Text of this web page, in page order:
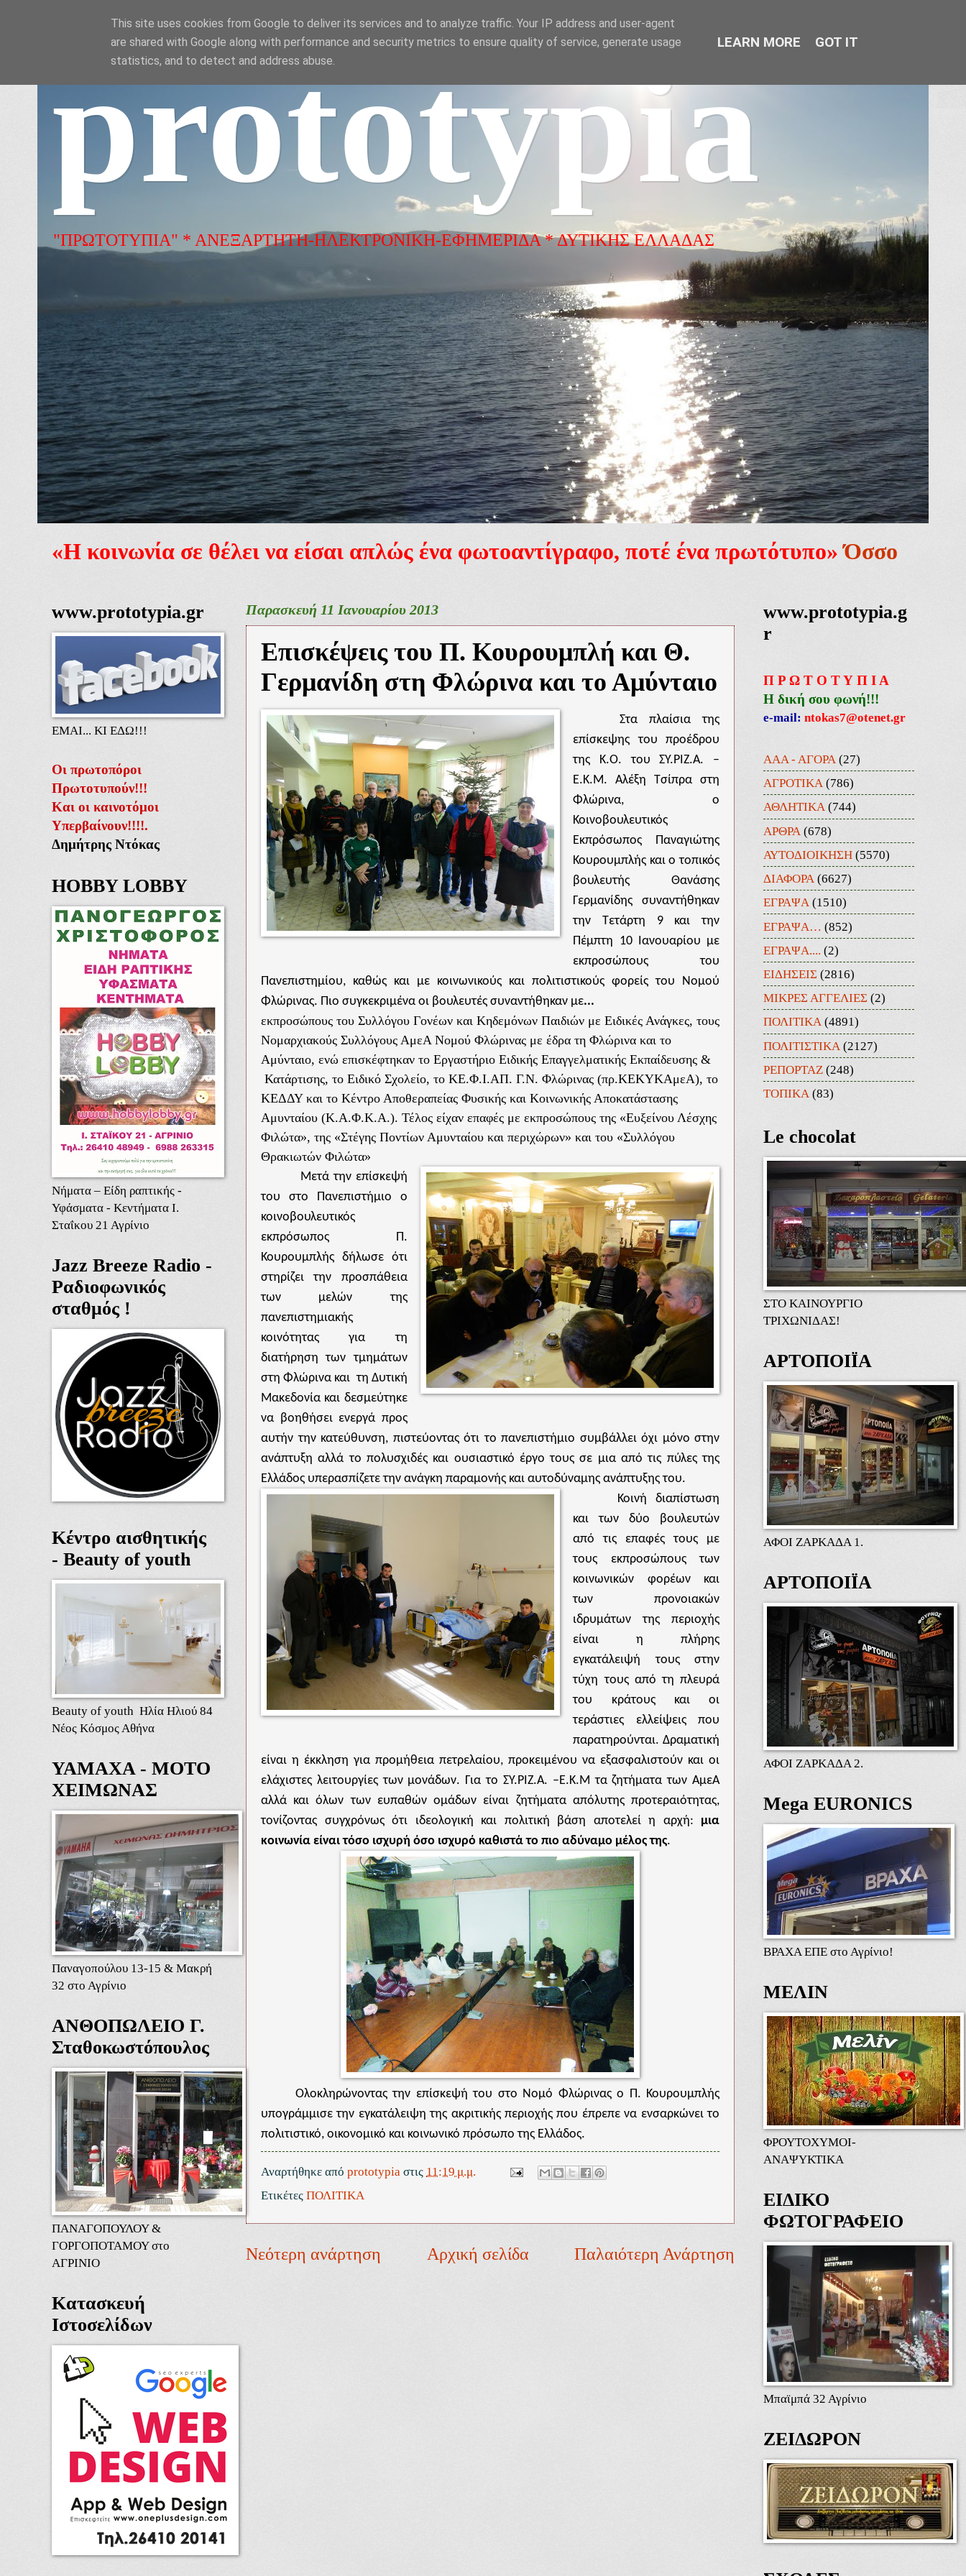
prototypia
"ΠΡΩΤΟΤΥΠΙΑ" * ΑΝΕΞΑΡΤΗΤΗ-ΗΛΕΚΤΡΟΝΙΚΗ-ΕΦΗΜΕΡΙΔΑ * ΔΥΤΙΚΗΣ ΕΛΛΑΔΑΣ
«Η κοινωνία σε θέλει να είσαι απλώς ένα φωτοαντίγραφο, ποτέ ένα πρωτότυπο» Όσσο
Παρασκευή 11 Ιανουαρίου 2013
Επισκέψεις του Π. Κουρουμπλή και Θ.
Γερμανίδη στη Φλώρινα και το Αμύνταιο
Στα πλαίσια της
επίσκεψης του προέδρου
της Κ.Ο. του ΣΥ.ΡΙΖ.Α. –
Ε.Κ.Μ. Αλέξη Τσίπρα στη
Φλώρινα, ο
Κοινοβουλευτικός
Εκπρόσωπος Παναγιώτης
Κουρουμπλής και ο τοπικός
βουλευτής Θανάσης
Γερμανίδης συναντήθηκαν
την Τετάρτη 9 και την
Πέμπτη 10 Ιανουαρίου με
εκπροσώπους του
Πανεπιστημίου, καθώς και με κοινωνικούς και πολιτιστικούς φορείς του Νομού
Φλώρινας. Πιο συγκεκριμένα οι βουλευτές συναντήθηκαν με...
εκπροσώπους του Συλλόγου Γονέων και Κηδεμόνων Παιδιών με Ειδικές Ανάγκες, τους
Νομαρχιακούς Συλλόγους ΑμεΑ Νομού Φλώρινας με έδρα τη Φλώρινα και το
Αμύνταιο, ενώ επισκέφτηκαν το Εργαστήριο Ειδικής Επαγγελματικής Εκπαίδευσης &
Κατάρτισης, το Ειδικό Σχολείο, το ΚΕ.Φ.Ι.ΑΠ. Γ.Ν. Φλώρινας (πρ.ΚΕΚΥΚΑμεΑ), το
ΚΕΔΔΥ και το Κέντρο Αποθεραπείας Φυσικής και Κοινωνικής Αποκατάστασης
Αμυνταίου (Κ.Α.Φ.Κ.Α.). Τέλος είχαν επαφές με εκπροσώπους της «Ευξείνου Λέσχης
Φιλώτα», της «Στέγης Ποντίων Αμυνταίου και περιχώρων» και του «Συλλόγου
Θρακιωτών Φιλώτα»
Μετά την επίσκεψή
του στο Πανεπιστήμιο ο
κοινοβουλευτικός
εκπρόσωπος Π.
Κουρουμπλής δήλωσε ότι
στηρίζει την προσπάθεια
των μελών της
πανεπιστημιακής
κοινότητας για τη
διατήρηση των τμημάτων
στη Φλώρινα και τη Δυτική
Μακεδονία και δεσμεύτηκε
να βοηθήσει ενεργά προς
αυτήν την κατεύθυνση, πιστεύοντας ότι το πανεπιστήμιο συμβάλλει όχι μόνο στην
ανάπτυξη αλλά το πολυσχιδές και ουσιαστικό έργο τους σε μια από τις πύλες της
Ελλάδος υπερασπίζετε την ανάγκη παραμονής και αυτοδύναμης ανάπτυξης του.
Κοινή διαπίστωση
και των δύο βουλευτών
από τις επαφές τους με
τους εκπροσώπους των
κοινωνικών φορέων και
των προνοιακών
ιδρυμάτων της περιοχής
είναι η πλήρης
εγκατάλειψή τους στην
τύχη τους από τη πλευρά
του κράτους και οι
τεράστιες ελλείψεις που
παρατηρούνται. Δραματική
είναι η έκκληση για προμήθεια πετρελαίου, προκειμένου να εξασφαλιστούν και οι
ελάχιστες λειτουργίες των μονάδων. Για το ΣΥ.ΡΙΖ.Α. –Ε.Κ.Μ τα ζητήματα των ΑμεΑ
αλλά και όλων των ευπαθών ομάδων είναι ζητήματα απόλυτης προτεραιότητας,
τονίζοντας συγχρόνως ότι ιδεολογική και πολιτική βάση αποτελεί η αρχή: μια
κοινωνία είναι τόσο ισχυρή όσο ισχυρό καθιστά το πιο αδύναμο μέλος της.
Ολοκληρώνοντας την επίσκεψή του στο Νομό Φλώρινας ο Π. Κουρουμπλής
υπογράμμισε την εγκατάλειψη της ακριτικής περιοχής που έπρεπε να ενσαρκώνει το
πολιτιστικό, οικονομικό και κοινωνικό πρόσωπο της Ελλάδος.
Αναρτήθηκε από prototypia στις 11:19 μ.μ.
Ετικέτες ΠΟΛΙΤΙΚΑ
Νεότερη ανάρτηση Παλαιότερη Ανάρτηση
Αρχική σελίδα
www.prototypia.gr
ΕΜΑΙ... ΚΙ ΕΔΩ!!!
Οι πρωτοπόροι
Πρωτοτυπούν!!!
Και οι καινοτόμοι
Υπερβαίνουν!!!!.
Δημήτρης Ντόκας
HOBBY LOBBY
Νήματα – Είδη ραπτικής -
Υφάσματα - Κεντήματα Ι.
Σταΐκου 21 Αγρίνιο
Jazz Breeze Radio -
Ραδιοφωνικός
σταθμός !
Κέντρο αισθητικής
- Beauty of youth
Beauty of youth Ηλία Ηλιού 84
Νέος Κόσμος Αθήνα
ΥΑΜΑΧΑ - ΜΟΤΟ
ΧΕΙΜΩΝΑΣ
Παναγοπούλου 13-15 & Μακρή
32 στο Αγρίνιο
ΑΝΘΟΠΩΛΕΙΟ Γ.
Σταθοκωστόπουλος
ΠΑΝΑΓΟΠΟΥΛΟΥ &
ΓΟΡΓΟΠΟΤΑΜΟΥ στο
ΑΓΡΙΝΙΟ
Κατασκευή
Ιστοσελίδων
www.prototypia.g
r
Π Ρ Ω Τ Ο Τ Υ Π Ι Α
Η δική σου φωνή!!!
e-mail: ntokas7@otenet.gr
ΑΑΑ - ΑΓΟΡΑ (27)
ΑΓΡΟΤΙΚΑ (786)
ΑΘΛΗΤΙΚΑ (744)
ΑΡΘΡΑ (678)
ΑΥΤΟΔΙΟΙΚΗΣΗ (5570)
ΔΙΑΦΟΡΑ (6627)
ΕΓΡΑΨΑ (1510)
ΕΓΡΑΨΑ… (852)
ΕΓΡΑΨΑ.... (2)
ΕΙΔΗΣΕΙΣ (2816)
ΜΙΚΡΕΣ ΑΓΓΕΛΙΕΣ (2)
ΠΟΛΙΤΙΚΑ (4891)
ΠΟΛΙΤΙΣΤΙΚΑ (2127)
ΡΕΠΟΡΤΑΖ (248)
ΤΟΠΙΚΑ (83)
Le chocolat
ΣΤΟ ΚΑΙΝΟΥΡΓΙΟ
ΤΡΙΧΩΝΙΔΑΣ!
ΑΡΤΟΠΟΙΪΑ
ΑΦΟΙ ΖΑΡΚΑΔΑ 1.
ΑΡΤΟΠΟΙΪΑ
ΑΦΟΙ ΖΑΡΚΑΔΑ 2.
Mega EURONICS
ΒΡΑΧΑ ΕΠΕ στο Αγρίνιο!
ΜΕΛΙΝ
ΦΡΟΥΤΟΧΥΜΟΙ-
ΑΝΑΨΥΚΤΙΚΑ
ΕΙΔΙΚΟ
ΦΩΤΟΓΡΑΦΕΙΟ
Μπαϊμπά 32 Αγρίνιο
ΖΕΙΔΩΡΟΝ
This site uses cookies from Google to deliver its services and to analyze traffic. Your IP address and user-agent
are shared with Google along with performance and security metrics to ensure quality of service, generate usage
statistics, and to detect and address abuse.
LEARN MORE GOT IT